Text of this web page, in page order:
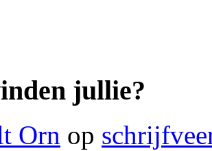
jullie?
Orn op